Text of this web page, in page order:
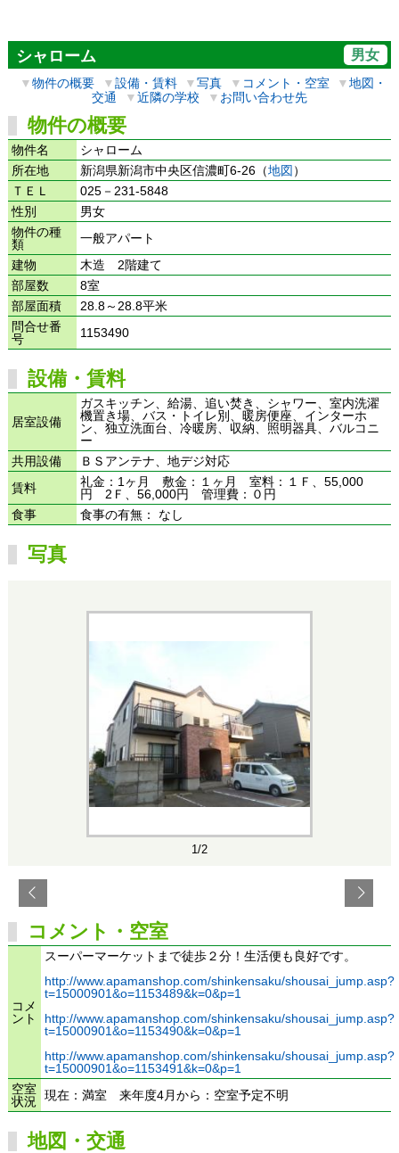
シャローム 男女
▼物件の概要 ▼設備・賃料 ▼写真 ▼ コメント・空室 ▼地図・
交通
▼近隣の学校 ▼ お問い合わせ先
物件の概要
物件名
シャローム
所在地
新潟県新潟市中央区信濃町6-26（地図 ）
ＴＥＬ
025－231-5848
性別
男女
物件の種
類
一般アパート
建物
木造 2階建て
部屋数
8室
部屋面積
28.8～28.8平米
問合せ番
号
1153490
設備・賃料
居室設備
ガスキッチン、給湯、追い焚き、シャワー、室内洗濯
機置き場、バス・トイレ別、暖房便座、インターホ
ン、独立洗面台、冷暖房、収納、照明器具、バルコニ
ー
共用設備
ＢＳアンテナ、地デジ対応
賃料
礼金：1ヶ月 敷金：１ヶ月 室料：１Ｆ、55,000
円 2Ｆ、56,000円 管理費：０円
食事
食事の有無： なし
写真
1/2
コメント・空室
コメ
ント
スーパーマーケットまで徒歩２分！生活便も良好です。
http://www.apamanshop.com/shinkensaku/shousai_jump.asp?
t=15000901&o=1153489&k=0&p=1
http://www.apamanshop.com/shinkensaku/shousai_jump.asp?
t=15000901&o=1153490&k=0&p=1
http://www.apamanshop.com/shinkensaku/shousai_jump.asp?
t=15000901&o=1153491&k=0&p=1
空室
状況 現在：満室 来年度4月から：空室予定不明
地図・交通